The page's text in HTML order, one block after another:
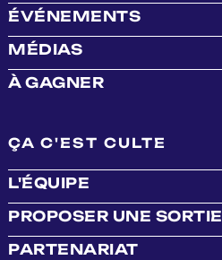
ÉVÉNEMENTS
MÉDIAS
À GAGNER
ÇA C'EST CULTE
L'ÉQUIPE
PROPOSER UNE SORTIE
PARTENARIAT